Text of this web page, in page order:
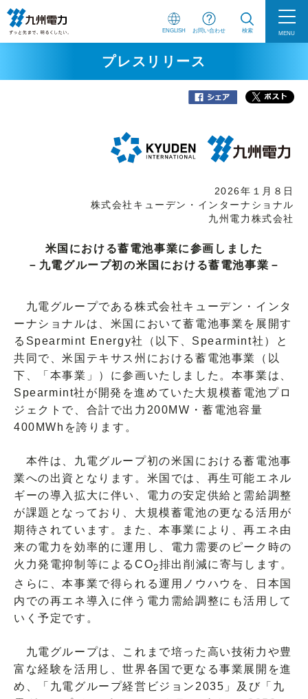
ENGLISH お問い合わせ 検索 MENU
プレスリリース
2026年１月８日
株式会社キューデン・インターナショナル
九州電力株式会社
米国における蓄電池事業に参画しました
－九電グループ初の米国における蓄電池事業－
九電グループである株式会社キューデン・インタ
ーナショナルは、米国において蓄電池事業を展開す
るSpearmint Energy社（以下、Spearmint社）と
共同で、米国テキサス州における蓄電池事業（以
下、「本事業」）に参画いたしました。本事業は、
Spearmint社が開発を進めていた大規模蓄電池プロ
ジェクトで、合計で出力200MW・蓄電池容量
400MWhを誇ります。
本件は、九電グループ初の米国における蓄電池事
業への出資となります。米国では、再生可能エネル
ギーの導入拡大に伴い、電力の安定供給と需給調整
が課題となっており、大規模蓄電池の更なる活用が
期待されています。また、本事業により、再エネ由
来の電力を効率的に運用し、電力需要のピーク時の
火力発電抑制等によるCO2排出削減に寄与します。
さらに、本事業で得られる運用ノウハウを、日本国
内での再エネ導入に伴う電力需給調整にも活用して
いく予定です。
九電グループは、これまで培った高い技術力や豊
富な経験を活用し、世界各国で更なる事業展開を進
め、「九電グループ経営ビジョン2035」及び「九